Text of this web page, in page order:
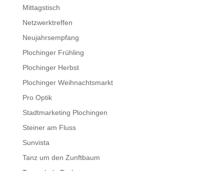
Mittagstisch
Netzwerktreffen
Neujahrsempfang
Plochinger Frühling
Plochinger Herbst
Plochinger Weihnachtsmarkt
Pro Optik
Stadtmarketing Plochingen
Steiner am Fluss
Sunvista
Tanz um den Zunftbaum